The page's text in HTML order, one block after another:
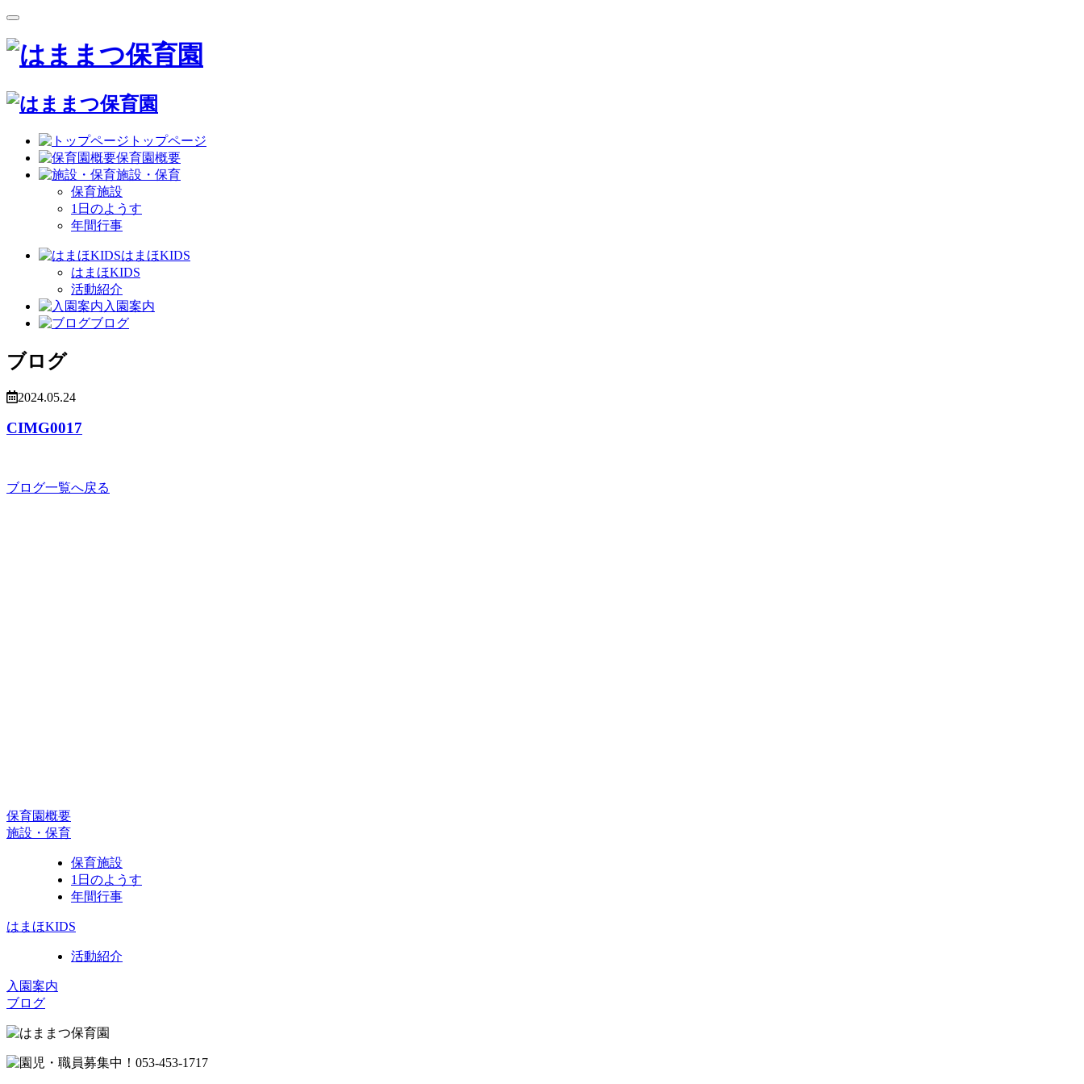
トップページ
保育園概要
施設・保育
保育施設
1日のようす
年間行事
はまほKIDS
はまほKIDS
活動紹介
入園案内
ブログ
ブログ
2024.05.24
CIMG0017
ブログ一覧へ戻る
保育園概要
施設・保育
保育施設
1日のようす
年間行事
はまほKIDS
活動紹介
入園案内
ブログ